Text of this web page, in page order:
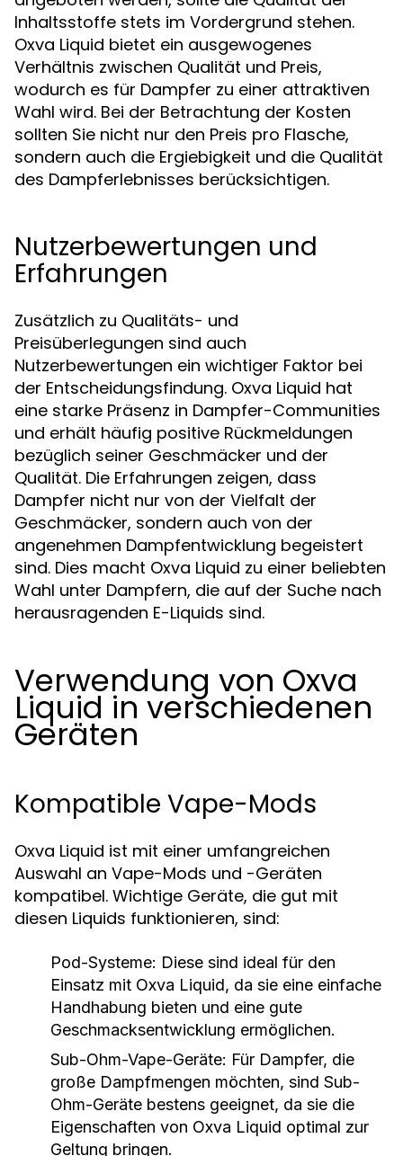
Inhaltsstoffe stets im Vordergrund stehen.
Oxva Liquid bietet ein ausgewogenes
Verhältnis zwischen Qualität und Preis,
wodurch es für Dampfer zu einer attraktiven
Wahl wird. Bei der Betrachtung der Kosten
sollten Sie nicht nur den Preis pro Flasche,
sondern auch die Ergiebigkeit und die Qualität
des Dampferlebnisses berücksichtigen.
Nutzerbewertungen und
Erfahrungen
Zusätzlich zu Qualitäts- und
Preisüberlegungen sind auch
Nutzerbewertungen ein wichtiger Faktor bei
der Entscheidungsfindung. Oxva Liquid hat
eine starke Präsenz in Dampfer-Communities
und erhält häufig positive Rückmeldungen
bezüglich seiner Geschmäcker und der
Qualität. Die Erfahrungen zeigen, dass
Dampfer nicht nur von der Vielfalt der
Geschmäcker, sondern auch von der
angenehmen Dampfentwicklung begeistert
sind. Dies macht Oxva Liquid zu einer beliebten
Wahl unter Dampfern, die auf der Suche nach
herausragenden E-Liquids sind.
Verwendung von Oxva
Liquid in verschiedenen
Geräten
Kompatible Vape-Mods
Oxva Liquid ist mit einer umfangreichen
Auswahl an Vape-Mods und -Geräten
kompatibel. Wichtige Geräte, die gut mit
diesen Liquids funktionieren, sind:
Pod-Systeme: Diese sind ideal für den
Einsatz mit Oxva Liquid, da sie eine einfache
Handhabung bieten und eine gute
Geschmacksentwicklung ermöglichen.
Sub-Ohm-Vape-Geräte: Für Dampfer, die
große Dampfmengen möchten, sind Sub-
Ohm-Geräte bestens geeignet, da sie die
Eigenschaften von Oxva Liquid optimal zur
Geltung bringen.